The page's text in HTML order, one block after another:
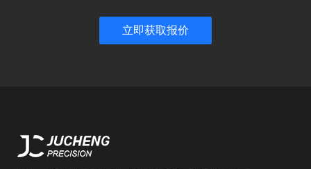
立即获取报价